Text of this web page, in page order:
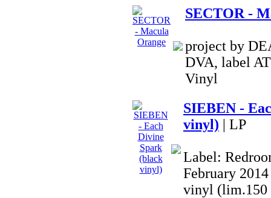
SECTOR -
project by
DVA, label
Vinyl
SIEBEN -
vinyl) | LP
Label:
February
vinyl (lim.150